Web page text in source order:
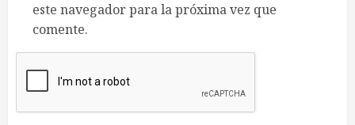
este navegador para la próxima vez que
comente.